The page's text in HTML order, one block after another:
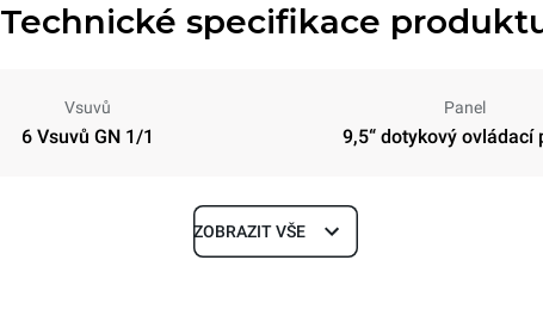
Technické specifikace
Vsuvů
6 Vsuvů GN 1/1
Panel
9,5“ dotykový ovládací
Hloubka
ZOBRAZIT VŠE